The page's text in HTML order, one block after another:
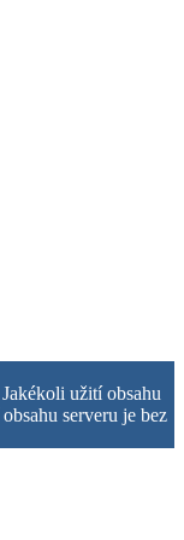
užití obsahu
serveru je bez